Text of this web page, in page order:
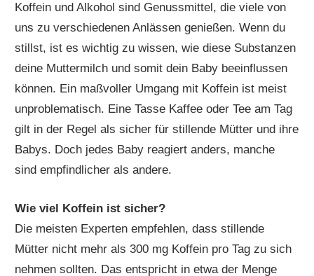
Koffein und Alkohol sind Genussmittel, die viele von
uns zu verschiedenen Anlässen genießen. Wenn du
stillst, ist es wichtig zu wissen, wie diese Substanzen
deine Muttermilch und somit dein Baby beeinflussen
können. Ein maßvoller Umgang mit Koffein ist meist
unproblematisch. Eine Tasse Kaffee oder Tee am Tag
gilt in der Regel als sicher für stillende Mütter und ihre
Babys. Doch jedes Baby reagiert anders, manche
sind empfindlicher als andere.
Wie viel Koffein ist sicher?
Die meisten Experten empfehlen, dass stillende
Mütter nicht mehr als 300 mg Koffein pro Tag zu sich
nehmen sollten. Das entspricht in etwa der Menge